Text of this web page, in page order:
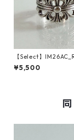
【Select】
Floral Cross Open
ver）
¥5,500